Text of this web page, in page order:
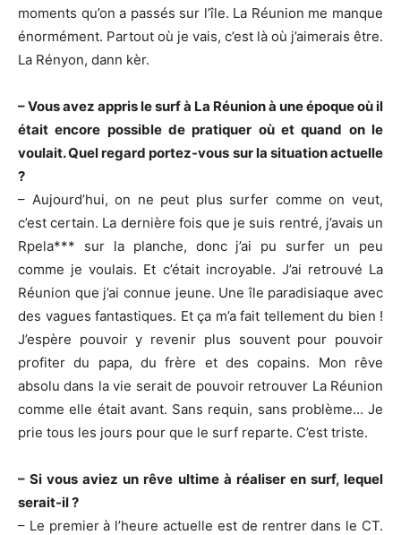
moments qu’on a passés sur l’île. La Réunion me manque
énormément. Partout où je vais, c’est là où j’aimerais être.
La Rényon, dann kèr.
– Vous avez appris le surf à La Réunion à une époque où il
était encore possible de pratiquer où et quand on le
voulait. Quel regard portez-vous sur la situation actuelle
?
– Aujourd’hui, on ne peut plus surfer comme on veut,
c’est certain. La dernière fois que je suis rentré, j’avais un
Rpela*** sur la planche, donc j’ai pu surfer un peu
comme je voulais. Et c’était incroyable. J’ai retrouvé La
Réunion que j’ai connue jeune. Une île paradisiaque avec
des vagues fantastiques. Et ça m’a fait tellement du bien !
J’espère pouvoir y revenir plus souvent pour pouvoir
profiter du papa, du frère et des copains. Mon rêve
absolu dans la vie serait de pouvoir retrouver La Réunion
comme elle était avant. Sans requin, sans problème… Je
prie tous les jours pour que le surf reparte. C’est triste.
– Si vous aviez un rêve ultime à réaliser en surf, lequel
serait-il ?
– Le premier à l’heure actuelle est de rentrer dans le CT.